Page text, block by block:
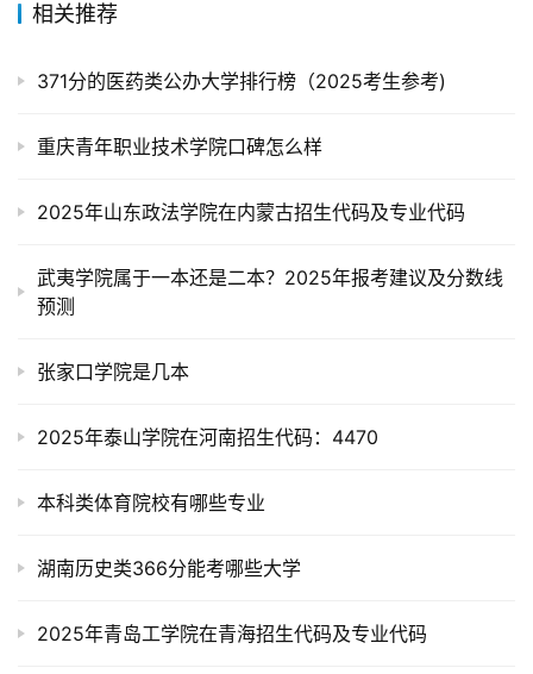
相关推荐
371分的医药类公办大学排行榜（2025考生参考)
重庆青年职业技术学院口碑怎么样
2025年山东政法学院在内蒙古招生代码及专业代码
武夷学院属于一本还是二本？2025年报考建议及分数线
预测
张家口学院是几本
2025年泰山学院在河南招生代码：4470
本科类体育院校有哪些专业
湖南历史类366分能考哪些大学
2025年青岛工学院在青海招生代码及专业代码